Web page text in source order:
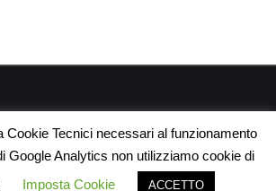
webdesign
Cookie Tecnici necessari al funzionamento
Google Analytics non utilizziamo cookie di
Imposta Cookie ACCETTO